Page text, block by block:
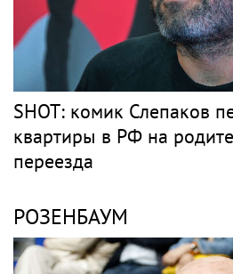
SHOT: комик Слепаков
квартиры в РФ на
переезда
РОЗЕНБАУМ